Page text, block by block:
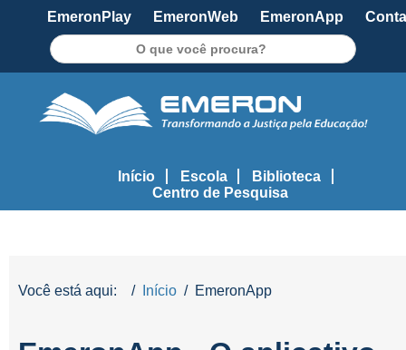
EmeronPlay EmeronWeb EmeronApp
Início Escola
Biblioteca
Centro de Pesquisa
Você está aqui: Início EmeronApp